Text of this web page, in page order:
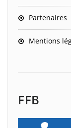
Partenaires
Mentions
FFB